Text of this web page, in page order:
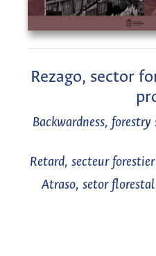
Rezago, sector
Backwardness,
Retard, secteur
Atraso, setor